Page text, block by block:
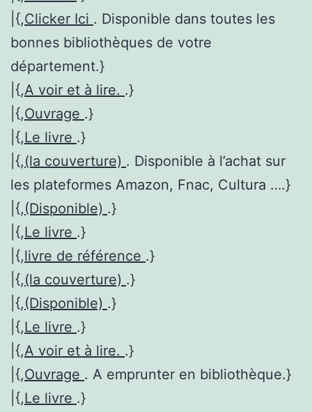
|{,Clicker Ici . Disponible dans toutes les
bonnes bibliothèques de votre
département.}
|{,A voir et à lire. .}
|{,Ouvrage .}
|{,Le livre .}
|{,(la couverture) . Disponible à l’achat sur
les plateformes Amazon, Fnac, Cultura ….}
|{,(Disponible) .}
|{,Le livre .}
|{,livre de référence .}
|{,(la couverture) .}
|{,(Disponible) .}
|{,Le livre .}
|{,A voir et à lire. .}
|{,Ouvrage . A emprunter en bibliothèque.}
|{,Le livre .}